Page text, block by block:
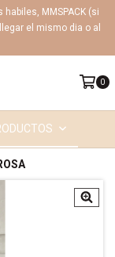
MMSPACK (si
el mismo dia o al
0